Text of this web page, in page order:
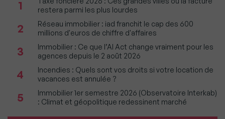
1
restera parmi les plus lourdes
2
Réseau immobilier : iad franchit le cap des 600
millions d'euros de chiffre d'affaires
3
Immobilier : Ce que l’AI Act change vraiment pour les
agences depuis le 2 août 2026
4
Incendies : Quels sont vos droits si votre location de
vacances est annulée ?
5
Immobilier 1er semestre 2026 (Observatoire Interkab)
: Climat et géopolitique redessinent marché